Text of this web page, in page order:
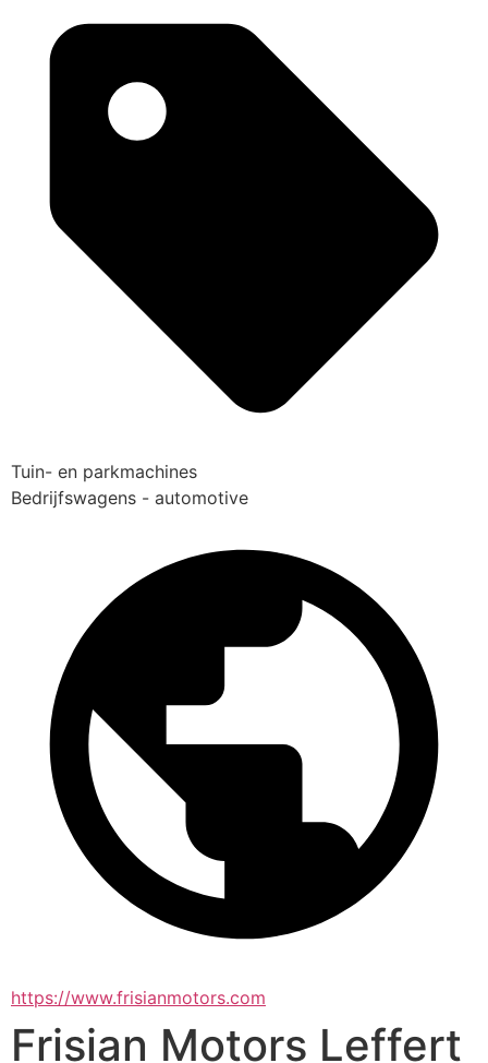
Tuin- en parkmachines
Bedrijfswagens - automotive
https://www.frisianmotors.com
Frisian Motors Leffert